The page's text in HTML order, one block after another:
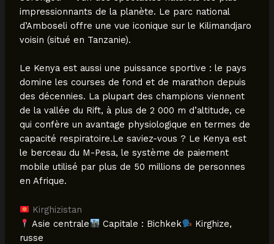
impressionnants de la planète. Le parc national
d’Amboseli offre une vue iconique sur le Kilimandjaro
voisin (situé en Tanzanie).
Le Kenya est aussi une puissance sportive : le pays
domine les courses de fond et de marathon depuis
des décennies. La plupart des champions viennent
de la vallée du Rift, à plus de 2 000 m d’altitude, ce
qui confère un avantage physiologique en termes de
capacité respiratoire.Le saviez-vous ? Le Kenya est
le berceau du M-Pesa, le système de paiement
mobile utilisé par plus de 50 millions de personnes
en Afrique.
Kirghizistan
Asie centrale
Capitale : Bichkek
Kirghize,
russe